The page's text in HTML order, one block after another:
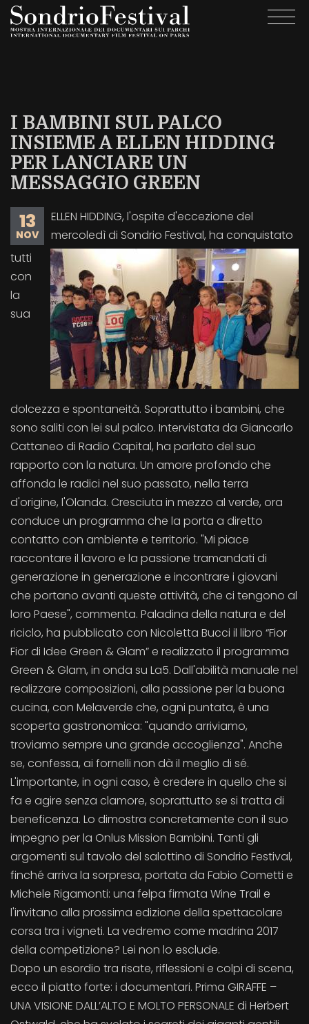
Salta
I BAMBINI SUL PALCO
INSIEME A ELLEN HIDDING
PER LANCIARE UN
MESSAGGIO GREEN
13
NOV
ELLEN HIDDING, l'ospite d'eccezione del
mercoledì di Sondrio Festival, ha conquistato
tutti
con
la
sua
dolcezza e spontaneità. Soprattutto i bambini, che
sono saliti con lei sul palco. Intervistata da Giancarlo
Cattaneo di Radio Capital, ha parlato del suo
rapporto con la natura. Un amore profondo che
affonda le radici nel suo passato, nella terra
d'origine, l'Olanda. Cresciuta in mezzo al verde, ora
conduce un programma che la porta a diretto
contatto con ambiente e territorio. "Mi piace
raccontare il lavoro e la passione tramandati di
generazione in generazione e incontrare i giovani
che portano avanti queste attività, che ci tengono al
loro Paese", commenta. Paladina della natura e del
riciclo, ha pubblicato con Nicoletta Bucci il libro “Fior
Fior di Idee Green & Glam” e realizzato il programma
Green & Glam, in onda su La5. Dall'abilità manuale nel
realizzare composizioni, alla passione per la buona
cucina, con Melaverde che, ogni puntata, è una
scoperta gastronomica: "quando arriviamo,
troviamo sempre una grande accoglienza". Anche
se, confessa, ai fornelli non dà il meglio di sé.
L'importante, in ogni caso, è credere in quello che si
fa e agire senza clamore, soprattutto se si tratta di
beneficenza. Lo dimostra concretamente con il suo
impegno per la Onlus Mission Bambini. Tanti gli
argomenti sul tavolo del salottino di Sondrio Festival,
finché arriva la sorpresa, portata da Fabio Cometti e
Michele Rigamonti: una felpa firmata Wine Trail e
l'invitano alla prossima edizione della spettacolare
corsa tra i vigneti. La vedremo come madrina 2017
della competizione? Lei non lo esclude.
Dopo un esordio tra risate, riflessioni e colpi di scena,
ecco il piatto forte: i documentari. Prima GIRAFFE –
UNA VISIONE DALL’ALTO E MOLTO PERSONALE di Herbert